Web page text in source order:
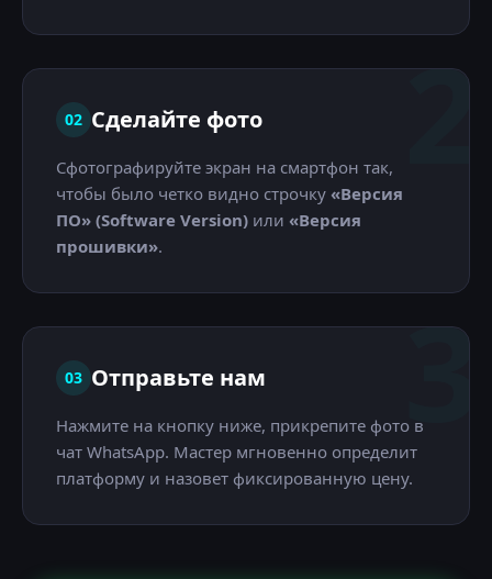
2
02 Сделайте фото
Сфотографируйте экран на смартфон так,
чтобы было четко видно строчку «Версия
ПО» (Software Version) или «Версия
прошивки».
3
03 Отправьте нам
Нажмите на кнопку ниже, прикрепите фото в
чат WhatsApp. Мастер мгновенно определит
платформу и назовет фиксированную цену.